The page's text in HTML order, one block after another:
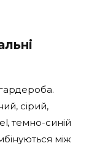
сірий,
темно-синій
між